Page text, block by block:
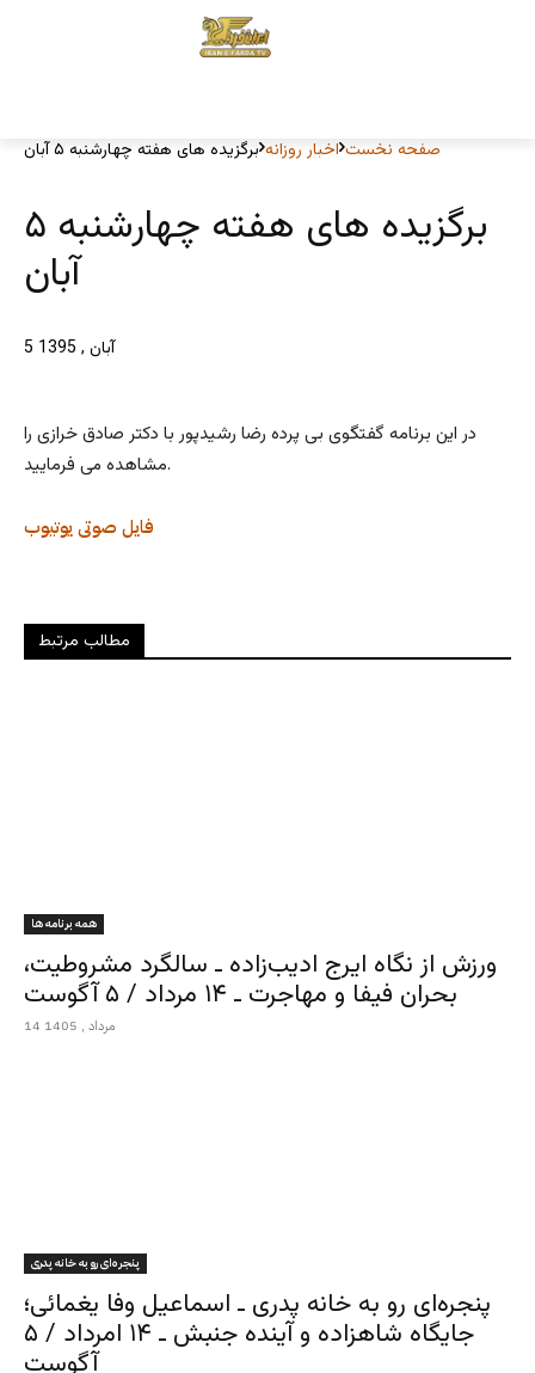
صفحه نخست اخبار روزانه برگزیده های هفته چهارشنبه ۵ آبان
برگزیده های هفته چهارشنبه ۵
آبان
5 آبان , 1395
در این برنامه گفتگوی بی پرده رضا رشیدپور با دکتر صادق خرازی را
مشاهده می فرمایید.
یوتیوب فایل صوتی
مطالب مرتبط
همه برنامه ها
ورزش از نگاه ایرج ادیب‌زاده ـ سالگرد مشروطیت،
بحران فیفا و مهاجرت ـ ۱۴ مرداد / ۵ آگوست
14 مرداد , 1405
پنجره‌ای رو به خانه پدری
پنجره‌ای رو به خانه پدری ـ اسماعیل وفا یغمائی؛
جایگاه شاهزاده و آینده جنبش ـ ۱۴ امرداد / ۵
آگوست